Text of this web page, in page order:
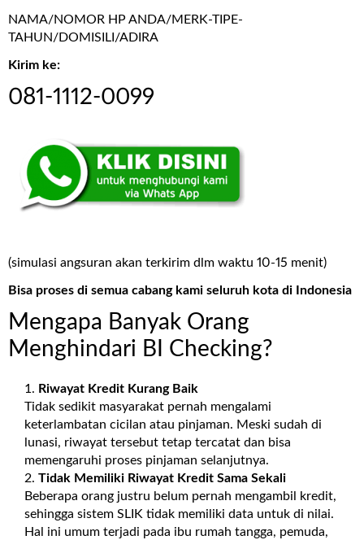
NAMA/NOMOR HP ANDA/MERK-TIPE-
TAHUN/DOMISILI/ADIRA
Kirim ke:
081-1112-0099
(simulasi angsuran akan terkirim dlm waktu 10-15 menit)
Bisa proses di semua cabang kami seluruh kota di Indonesia
Mengapa Banyak Orang
Menghindari BI Checking?
Riwayat Kredit Kurang Baik
Tidak sedikit masyarakat pernah mengalami
keterlambatan cicilan atau pinjaman. Meski sudah di
lunasi, riwayat tersebut tetap tercatat dan bisa
memengaruhi proses pinjaman selanjutnya.
Tidak Memiliki Riwayat Kredit Sama Sekali
Beberapa orang justru belum pernah mengambil kredit,
sehingga sistem SLIK tidak memiliki data untuk di nilai.
Hal ini umum terjadi pada ibu rumah tangga, pemuda,